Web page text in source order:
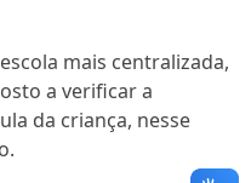
mais centralizada,
a verificar a
da criança, nesse